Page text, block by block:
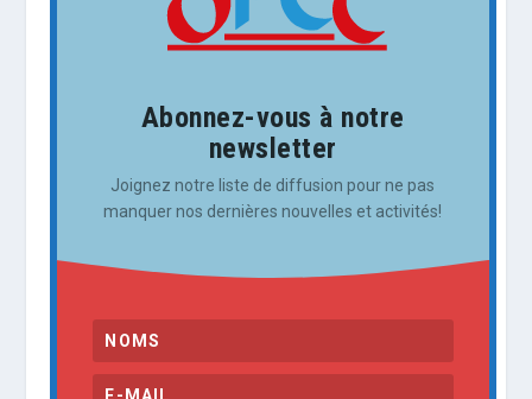
Abonnez-vous à notre
newsletter
Joignez notre liste de diffusion pour ne pas
manquer nos dernières nouvelles et activités!